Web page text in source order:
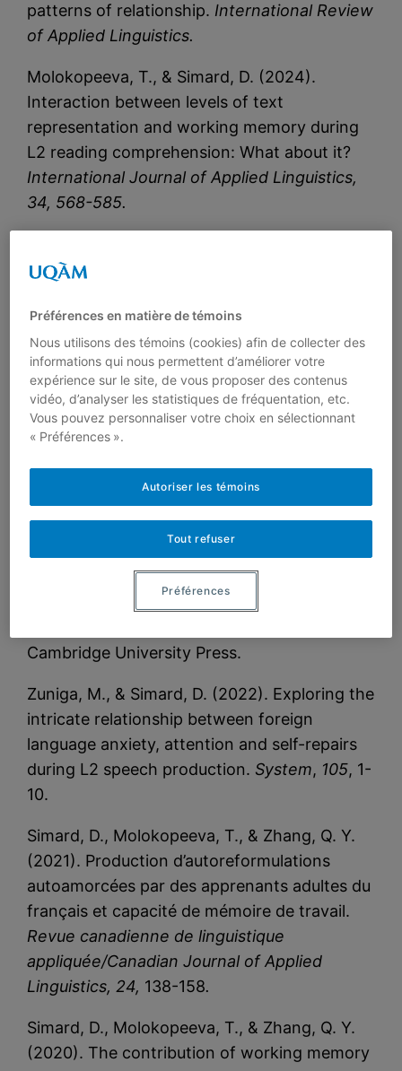
patterns of relationship. International Review
of Applied Linguistics.
Molokopeeva, T., & Simard, D. (2024).
Interaction between levels of text
representation and working memory during
L2 reading comprehension: What about it?
International Journal of Applied Linguistics,
34, 568-585.
How do attention-shift and foreign language
measures of fluency?Language Teaching
Research, First View.
Simard, D. (2022). Psycholinguistic processes
in L2 oral production. Dans T. Derwing, M.
Munro et D. Thompson (Dir.)
. Londres: Routledge.
Service, E., & Simard, D. (2022). How
measures of working memory relate to L2
vocabulary. Dans J. D. Schwieter et E. Wen
Cambridge University Press.
Zuniga, M., & Simard, D. (2022). Exploring the
intricate relationship between foreign
language anxiety, attention and self-repairs
during L2 speech production. System, 105, 1-
10.
Simard, D., Molokopeeva, T., & Zhang, Q. Y.
(2021). Production d’autoreformulations
autoamorcées par des apprenants adultes du
français et capacité de mémoire de travail.
Revue canadienne de linguistique
appliquée/Canadian Journal of Applied
Linguistics, 24, 138-158.
Simard, D., Molokopeeva, T., & Zhang, Q. Y.
(2020). The contribution of working memory
Préférences en matière de témoins
Nous utilisons des témoins (cookies) afin de collecter des
informations qui nous permettent d’améliorer votre
expérience sur le site, de vous proposer des contenus
vidéo, d’analyser les statistiques de fréquentation, etc.
Vous pouvez personnaliser votre choix en sélectionnant
« Préférences ».
Tout refuser
Autoriser les témoins
Préférences